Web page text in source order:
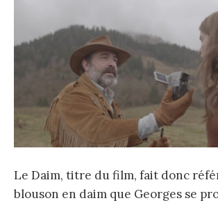
Le Daim, titre du film, fait donc
blouson en daim que Georges se